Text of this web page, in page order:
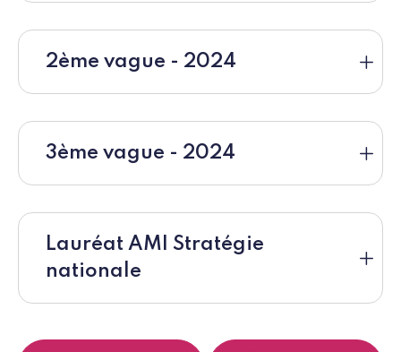
2ème vague - 2024
3ème vague - 2024
Lauréat AMI Stratégie
nationale